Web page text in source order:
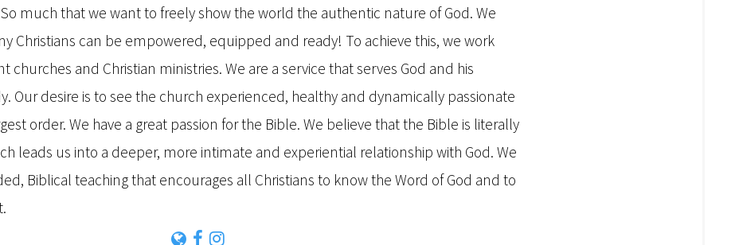
much that we want to freely show the world the authentic nature of God. We
Christians can be empowered, equipped and ready! To achieve this, we work
churches and Christian ministries. We are a service that serves God and his
Our desire is to see the church experienced, healthy and dynamically passionate
order. We have a great passion for the Bible. We believe that the Bible is literally
leads us into a deeper, more intimate and experiential relationship with God. We
Biblical teaching that encourages all Christians to know the Word of God and to